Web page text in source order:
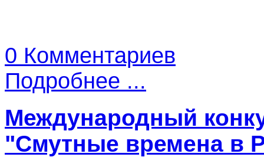
0 Комментариев
Подробнее ...
Международный
"Смутные времена в